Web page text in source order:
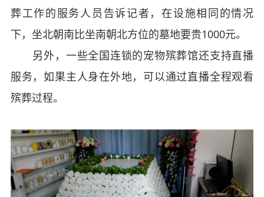
葬工作的服务人员告诉记者，在设施相同的情况
下，坐北朝南比坐南朝北方位的墓地要贵1000元。
另外，一些全国连锁的宠物殡葬馆还支持直播
服务，如果主人身在外地，可以通过直播全程观看
殡葬过程。